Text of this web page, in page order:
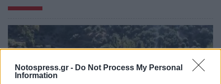
Notospress.gr - Do Not Process My Personal
Information